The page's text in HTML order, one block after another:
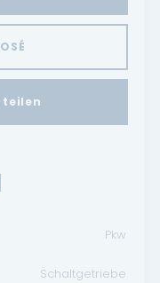
teilen
Pkw
Schaltgetriebe